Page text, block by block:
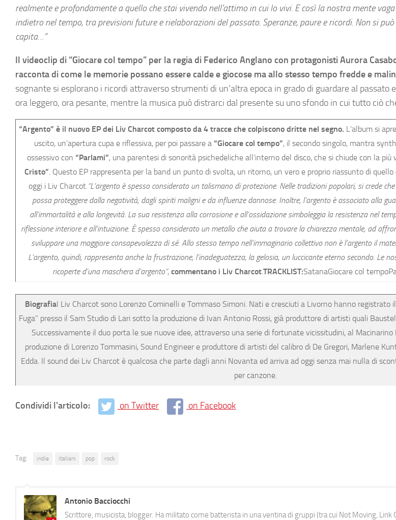
realmente e profondamente a quello che stai vivendo nell’attimo in cui lo vivi. E così la nostra mente
indietro nel tempo, tra previsioni future e rielaborazioni del passato. Speranze, paure e ricordi. Non si
capita…”
Il videoclip di “Giocare col tempo” per la regia di Federico Anglano con protagonisti Aurora
racconta di come le memorie possano essere calde e giocose ma allo stesso tempo fredde e
sognante si esplorano i ricordi attraverso strumenti di un’altra epoca in grado di guardare al passato
ora leggero, ora pesante, mentre la musica può distrarci dal presente su uno sfondo in cui tutto ciò
“Argento” è il nuovo EP dei Liv Charcot composto da 4 tracce che colpiscono dritte nel segno. L’album si
uscito, un’apertura cupa e riflessiva, per poi passare a “Giocare col tempo”, il secondo singolo, mantra
ossessivo con “Parlami”, una parentesi di sonorità psichedeliche all’interno del disco, che si chiude con la
Cristo”. Questo EP rappresenta per la band un punto di svolta, un ritorno, un vero e proprio riassunto di
oggi i Liv Charcot.“L’argento è spesso considerato un talismano di protezione. Nelle tradizioni popolari, si crede
possa proteggere dalla negatività, dagli spiriti maligni e da influenze dannose. Inoltre, l’argento è associato alla
all’immortalità e alla longevità. La sua resistenza alla corrosione e all’ossidazione simboleggia la resistenza nel
riflessione interiore e all’intuizione. È spesso considerato un metallo che aiuta a trovare la chiarezza mentale, ad
sviluppare una maggiore consapevolezza di sé. Allo stesso tempo nell’immaginario collettivo non è l’argento il
L’argento, quindi, rappresenta anche la frustrazione, l’inadeguatezza, la gelosia, un luccicante eterno secondo. Le
ricoperte d’una maschera d’argento”, commentano i Liv Charcot.TRACKLIST:SatanaGiocare col
BiografiaI Liv Charcot sono Lorenzo Cominelli e Tommaso Simoni. Nati e cresciuti a Livorno hanno registrato
Fuga” presso il Sam Studio di Lari sotto la produzione di Ivan Antonio Rossi, già produttore di artisti quali
Successivamente il duo porta le sue nuove idee, attraverso una serie di fortunate vicissitudini, al
produzione di Lorenzo Tommasini, Sound Engineer e produttore di artisti del calibro di De Gregori, Marlene
Edda. Il sound dei Liv Charcot è qualcosa che parte dagli anni Novanta ed arriva ad oggi senza mai nulla di
per canzone.
Condividi l'articolo: on Twitter on Facebook
Tag: indie italiani pop rock
Antonio Bacciocchi
Scrittore, musicista, blogger. Ha militato come batterista in una ventina di gruppi (tra cui Not Moving, Link